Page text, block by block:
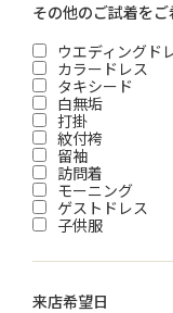
その他のご試着をご
ウエディングド
カラードレス
タキシード
白無垢
打掛
紋付袴
留袖
訪問着
モーニング
ゲストドレス
子供服
来店希望日